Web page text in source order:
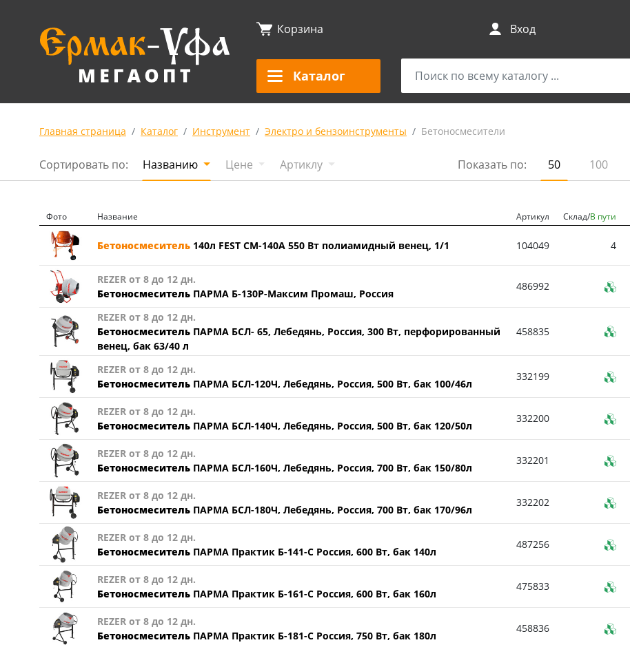
Корзина Вход
Каталог
Главная страница Каталог Инструмент Электро и бензоинструменты Бетоносмесители
Сортировать по: Названию Цене Артиклу Показать по: 50 100
Фото Название Артикул Склад/В пути
Бетоносмеситель 140л FEST СМ-140А 550 Вт полиамидный венец, 1/1 104049 4
REZER от 8 до 12 дн.
Бетоносмеситель ПАРМА Б-130Р-Максим Промаш, Россия
486992
REZER от 8 до 12 дн.
Бетоносмеситель ПАРМА БСЛ- 65, Лебедянь, Россия, 300 Вт, перфорированный
венец, бак 63/40 л
458835
REZER от 8 до 12 дн.
Бетоносмеситель ПАРМА БСЛ-120Ч, Лебедянь, Россия, 500 Вт, бак 100/46л
332199
REZER от 8 до 12 дн.
Бетоносмеситель ПАРМА БСЛ-140Ч, Лебедянь, Россия, 500 Вт, бак 120/50л
332200
REZER от 8 до 12 дн.
Бетоносмеситель ПАРМА БСЛ-160Ч, Лебедянь, Россия, 700 Вт, бак 150/80л
332201
REZER от 8 до 12 дн.
Бетоносмеситель ПАРМА БСЛ-180Ч, Лебедянь, Россия, 700 Вт, бак 170/96л
332202
REZER от 8 до 12 дн.
Бетоносмеситель ПАРМА Практик Б-141-С Россия, 600 Вт, бак 140л
487256
REZER от 8 до 12 дн.
Бетоносмеситель ПАРМА Практик Б-161-С Россия, 600 Вт, бак 160л
475833
REZER от 8 до 12 дн.
Бетоносмеситель ПАРМА Практик Б-181-С Россия, 750 Вт, бак 180л
458836